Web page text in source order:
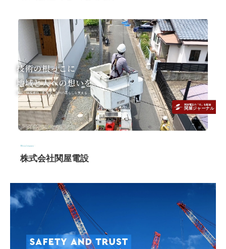
株式会社関屋電設